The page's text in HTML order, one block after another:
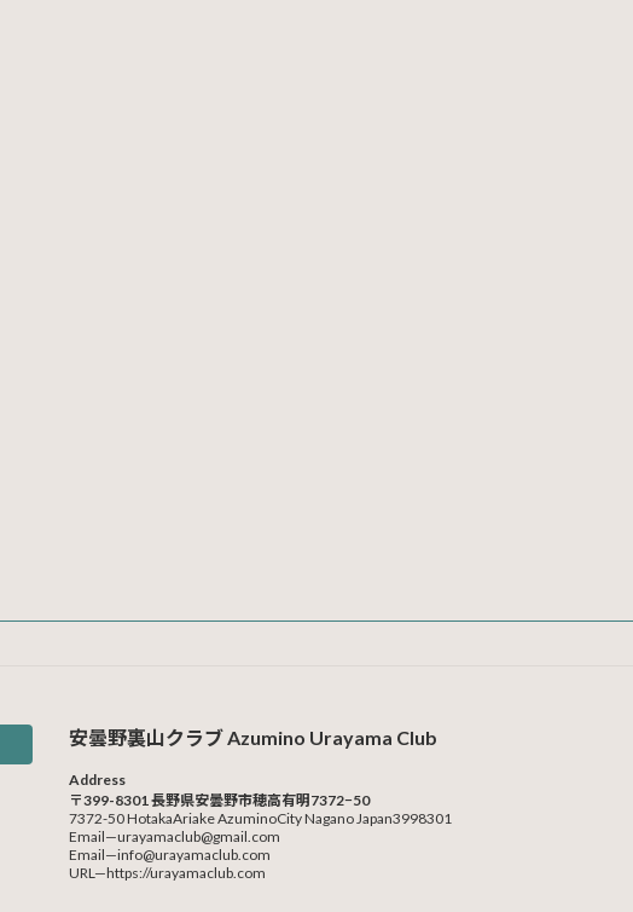
安曇野裏山クラブ Azumino Urayama Club
Address
〒399-8301 長野県安曇野市穂高有明7372−50
7372-50 HotakaAriake AzuminoCity Nagano Japan3998301
Email—urayamaclub@gmail.com
Email—info@urayamaclub.com
URL—https://urayamaclub.com